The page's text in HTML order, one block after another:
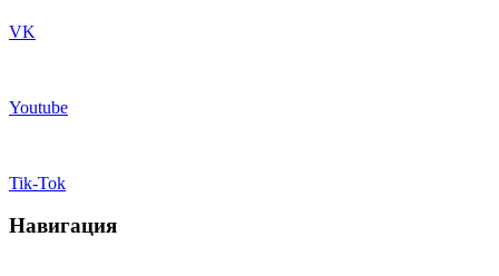
VK
Youtube
Tik-Tok
Навигация